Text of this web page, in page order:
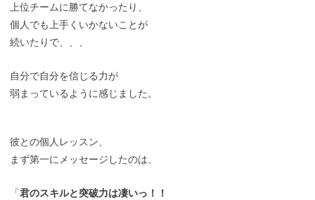
上位チームに勝てなかったり、
個人でも上手くいかないことが
続いたりで、、、
自分で自分を信じる力が
弱まっているように感じました。
彼との個人レッスン、
まず第一にメッセージしたのは、
「君のスキルと突破力は凄いっ！！